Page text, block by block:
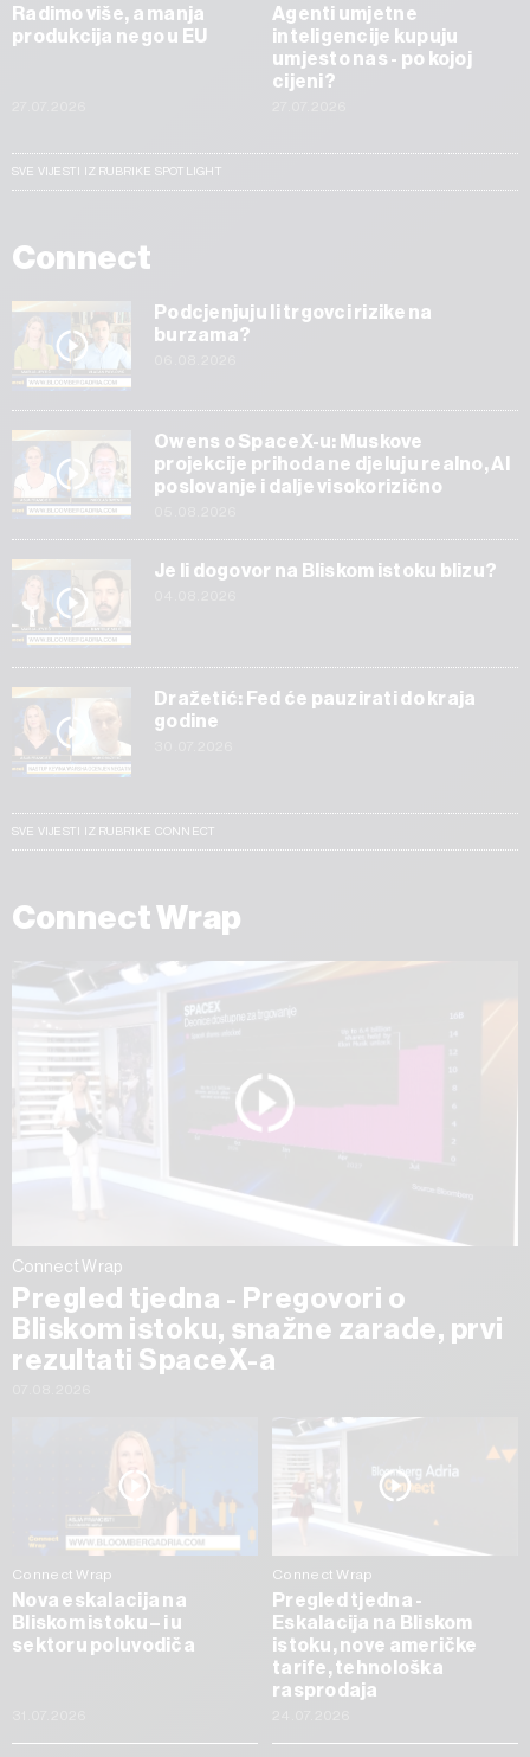
Radimo više, a manja
produkcija nego u EU
Agenti umjetne
inteligencije kupuju
umjesto nas - po kojoj
cijeni?
SVE VIJESTI IZ RUBRIKE SPOTLIGHT
Connect
Podcjenjuju li trgovci rizike na
burzama?
Owens o SpaceX-u: Muskove
projekcije prihoda ne djeluju realno, AI
poslovanje i dalje visokorizično
Je li dogovor na Bliskom istoku blizu?
Dražetić: Fed će pauzirati do kraja
godine
SVE VIJESTI IZ RUBRIKE CONNECT
Connect Wrap
Connect Wrap
Pregled tjedna - Pregovori o
Bliskom istoku, snažne zarade, prvi
rezultati SpaceX-a
Connect Wrap
Nova eskalacija na
Bliskom istoku – i u
sektoru poluvodiča
Connect Wrap
Pregled tjedna -
Eskalacija na Bliskom
istoku, nove američke
tarife, tehnološka
rasprodaja